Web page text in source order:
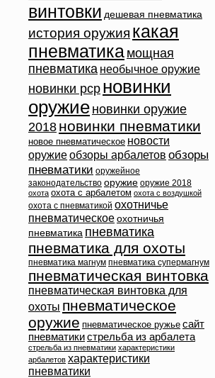
винтовки дешевая пневматика
история оружия какая
пневматика мощная
пневматика необычное оружие
новинки pcp новинки
оружие новинки оружие
2018 новинки пневматики
новое пневматическое новости
оружиеобзоры арбалетов обзоры
пневматики оружейное
законодательство оружие оружие 2018
охота охота с арбалетом охота с воздушкой
охота с пневматикой охотничье
пневматическое охотничья
пневматика пневматика
пневматика для охоты
пневматика магнум пневматика супермагнум
пневматическая винтовка
пневматическая винтовка для
охоты пневматическое
оружие пневматическое ружье сайт
пневматикистрельба из арбалета
стрельба из пневматики характеристики
арбалетов характеристики
пневматики